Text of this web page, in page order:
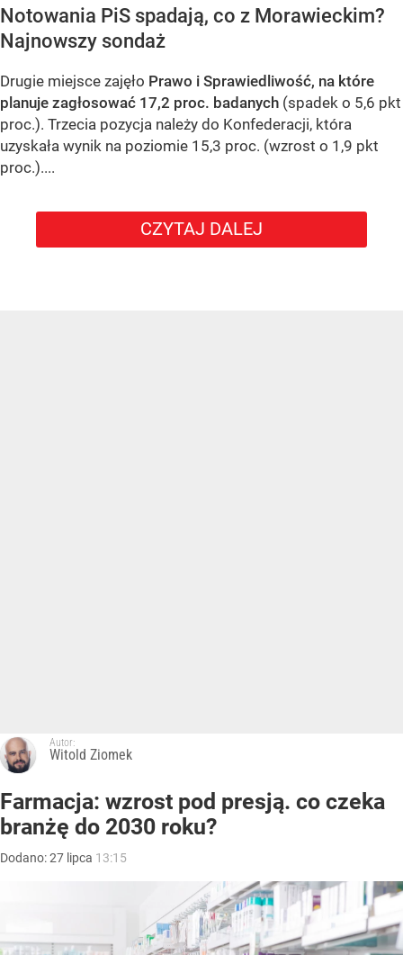
Notowania PiS spadają, co z Morawieckim?
Najnowszy sondaż
Drugie miejsce zajęło Prawo i Sprawiedliwość, na które
planuje zagłosować 17,2 proc. badanych (spadek o 5,6 pkt
proc.). Trzecia pozycja należy do Konfederacji, która
uzyskała wynik na poziomie 15,3 proc. (wzrost o 1,9 pkt
proc.)....
CZYTAJ DALEJ
Autor:
Witold Ziomek
Farmacja: wzrost pod presją. co czeka
branżę do 2030 roku?
Dodano:27 lipca 13:15